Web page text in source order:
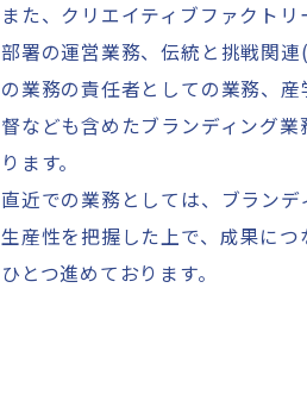
また、クリエイティブファクト
部署の運営業務、伝統と挑戦関
の業務の責任者としての業務、
督なども含めたブランディング
ります。
直近での業務としては、ブラン
生産性を把握した上で、成果に
ひとつ進めております。